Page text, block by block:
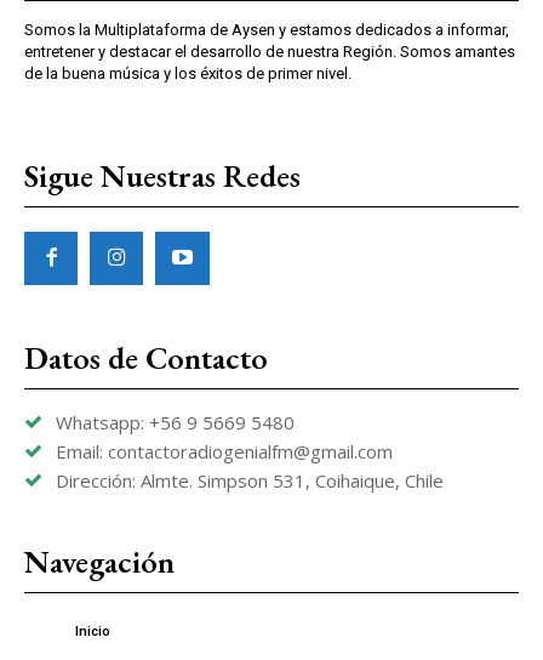
Somos la Multiplataforma de Aysen y estamos dedicados a informar,
entretener y destacar el desarrollo de nuestra Región. Somos amantes
de la buena música y los éxitos de primer nivel.
Sigue Nuestras Redes
Datos de Contacto
Whatsapp: +56 9 5669 5480
Email: contactoradiogenialfm@gmail.com
Dirección: Almte. Simpson 531, Coihaique, Chile
Navegación
Inicio